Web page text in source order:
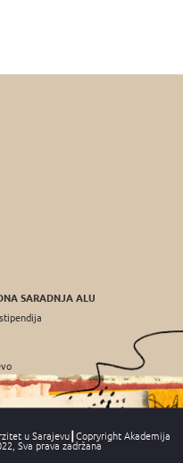
SARADNJA ALU
u Sarajevu┃Copryright Akademija
Sva prava zadržana